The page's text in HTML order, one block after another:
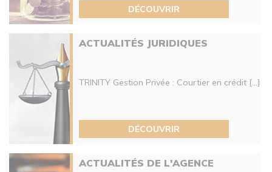
DÉCOUVRIR
ACTUALITÉS JURIDIQUES
TRINITY Gestion Privée : Courtier en crédit [...]
DÉCOUVRIR
ACTUALITÉS DE L'AGENCE